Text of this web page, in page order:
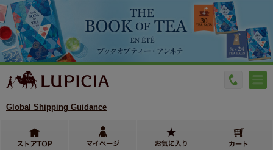
Global Shipping Guidance